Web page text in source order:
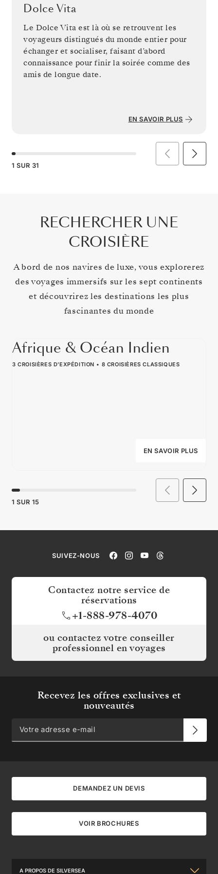
Dolce Vita
Le Dolce Vita est là où se retrouvent les
voyageurs distingués du monde entier pour
échanger et socialiser, faisant d’abord
connaissance pour finir la soirée comme des
amis de longue date.
EN SAVOIR PLUS
1 SUR 31
RECHERCHER UNE
CROISIÈRE
A bord de nos navires de luxe, vous explorerez
des voyages immersifs sur les sept continents
et découvrirez les destinations les plus
fascinantes du monde
Afrique & Océan Indien
3 CROISIÈRES D’EXPÉDITION 8 CROISIÈRES CLASSIQUES
EN SAVOIR PLUS
1 SUR 15
SUIVEZ-NOUS
Contactez notre service de
réservations
+1-888-978-4070
ou contactez votre conseiller
professionnel en voyages
Recevez les offres exclusives et
nouveautés
DEMANDEZ UN DEVIS
VOIR BROCHURES
A PROPOS DE SILVERSEA